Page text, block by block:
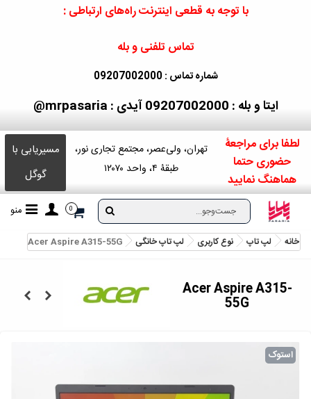
با توجه به قطعی اینترنت راه‌های ارتباطی :
تماس تلفنی و بله
شماره تماس : 09207002000
ایتا و بله : 09207002000 آیدی : mrpasaria@
لطفا برای مراجعۀ
حضوری حتما
هماهنگ نمایید
تهران، ولی‌عصر، مجتمع تجاری نور،
طبقۀ ۴، واحد ۱۲۰۷۰
مسیریابی با
گوگل
0 منو
خانه لپ تاپ نوع کاربری لپ تاپ خانگی Acer Aspire A315-55G
Acer Aspire A315-
55G
استوک